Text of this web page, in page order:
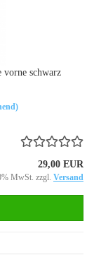
schwarz
29,00 EUR
MwSt. zzgl. Versand